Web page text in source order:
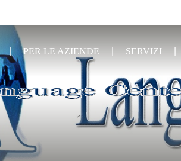
PER LE AZIENDE SERVIZI